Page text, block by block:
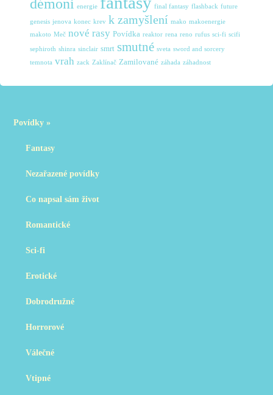
démoni energie final fantasy flashback future
genesis jenova konec krev k zamyšlení mako makoenergie
makoto Meč nové rasy Povídka reaktor rena reno rufus sci-fi scifi
sephiroth shinra sinclair smrt smutné sveta sword and sorcery
temnota vrah zack Zaklínač Zamilované záhada záhadnost
Povídky »
Fantasy
Nezařazené povídky
Co napsal sám život
Romantické
Sci-fi
Erotické
Dobrodružné
Horrorové
Válečné
Vtipné